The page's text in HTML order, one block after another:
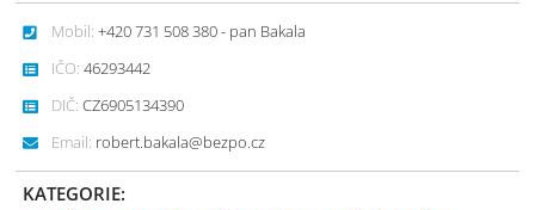
Mobil: +420 731 508 380 - pan Bakala
IČO: 46293442
DIČ: CZ6905134390
Email: robert.bakala@bezpo.cz
KATEGORIE: